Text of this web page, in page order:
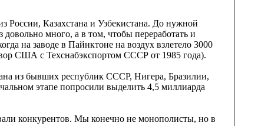
России, Казахстана и Узбекистана. До нужной
много, а в том, чтобы переработать и
на заводе в Пайнктоне на воздух взлетело 3000
США с Техснабэкспортом СССР от 1985 года).
из бывших республик СССР, Нигера, Бразилии,
этапе попросили выделить 4,5 миллиарда
конкурентов. Мы конечно не монополисты, но в